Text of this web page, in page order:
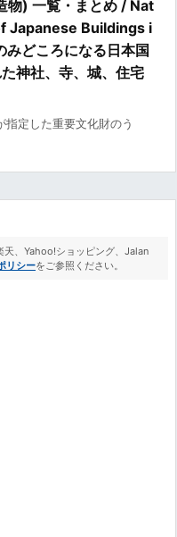
物) 一覧・まとめ / Nat
Japanese Buildings i
どころになる日本国
神社、寺、城、住宅
指定した重要文化財のう
、Yahoo!ショッピング、Jalan
リシーをご参照ください。